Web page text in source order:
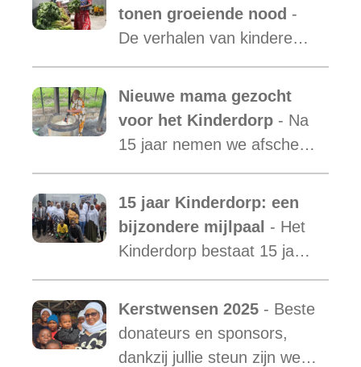
van Malaika Kids Tanzania
is uit.
tonen groeiende nood -
De verhalen van kinderen
laten zien hoe essentieel
onze ondersteuning is,
terwijl de vraag blijft
toenemen.
Nieuwe mama gezocht
voor het Kinderdorp - Na
15 jaar nemen we afscheid
van Mama Ester. We
starten de zoektocht naar
een nieuwe mama met een
warm hart voor onze
15 jaar Kinderdorp: een
bijzondere mijlpaal - Het
Kinderdorp bestaat 15 jaar
en groeide uit tot een plek
waar honderden kinderen
een stabiele toekomst
vonden.
Kerstwensen 2025 - Beste
donateurs en sponsors,
dankzij jullie steun zijn we